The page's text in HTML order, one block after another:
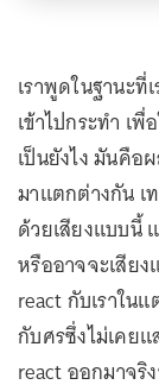
เราพูดในฐานะ
เข้าไปกระทำ เ
เป็นยังไง มันคื
มาแตกต่างกัน เ
ด้วยเสียงแบบนี้
หรืออาจจะเสีย
react กับเราใน
กับศรซึ่งไม่เคยแ
react ออกมาจริ